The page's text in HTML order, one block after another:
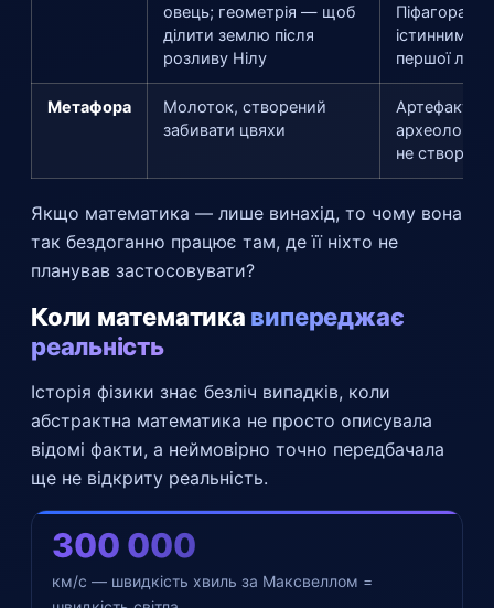
овець; геометрія — щоб
ділити землю після
розливу Нілу
Піфагора
істинними
першої
Метафора
Молоток, створений
забивати цвяхи
Артефакт,
археолог
не створює
Якщо математика — лише винахід, то чому вона
так бездоганно працює там, де її ніхто не
планував застосовувати?
Коли математика випереджає
реальність
Історія фізики знає безліч випадків, коли
абстрактна математика не просто описувала
відомі факти, а неймовірно точно передбачала
ще не відкриту реальність.
300 000
км/с — швидкість хвиль за Максвеллом =